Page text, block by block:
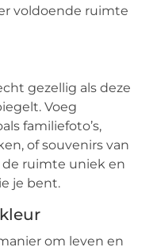
voldoende ruimte
gezellig als deze
Voeg
familiefoto’s,
of souvenirs van
de ruimte uniek en
je bent.
om leven en